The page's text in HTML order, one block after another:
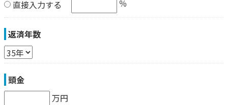
直接入力する
％
返済年数
頭金
万円